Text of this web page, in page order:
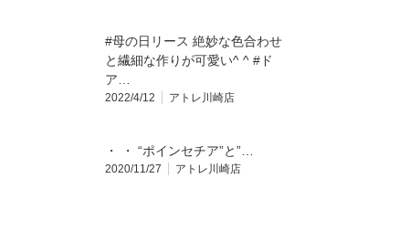
#母の日リース 絶妙な色合わせ
と繊細な作りが可愛い^ ^ #ド
ア…
2022/4/12 アトレ川崎店
・ ・ “ポインセチア”と”…
2020/11/27 アトレ川崎店